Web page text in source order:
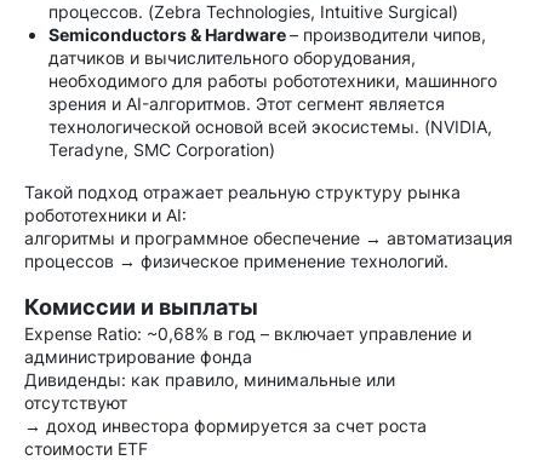
процессов. (Zebra Technologies, Intuitive Surgical)
Semiconductors & Hardware– производители чипов,
датчиков и вычислительного оборудования,
необходимого для работы робототехники, машинного
зрения и AI-алгоритмов. Этот сегмент является
технологической основой всей экосистемы. (NVIDIA,
Teradyne, SMC Corporation)
Такой подход отражает реальную структуру рынка
робототехники и AI:
алгоритмы и программное обеспечение → автоматизация
процессов → физическое применение технологий.
Комиссии и выплаты
Expense Ratio: ~0,68% в год – включает управление и
администрирование фонда
Дивиденды: как правило, минимальные или
отсутствуют
→ доход инвестора формируется за счет роста
стоимости ETF